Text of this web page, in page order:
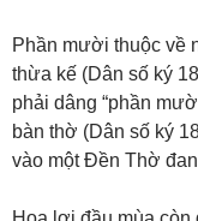
Phần mười thuộc về
thừa kế (Dân số ký
phải dâng “phần
bàn thờ (Dân số ký
vào một Đền Thờ